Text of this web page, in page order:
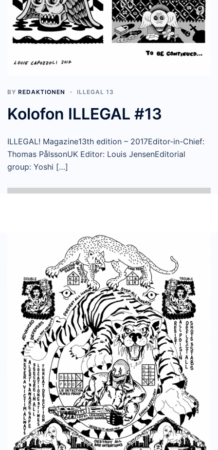
BY REDAKTIONEN ILLEGAL 13
Kolofon ILLEGAL #13
ILLEGAL! Magazine13th edition – 2017Editor-in-Chief:
Thomas PålssonUK Editor: Louis JensenEditorial
group: Yoshi […]